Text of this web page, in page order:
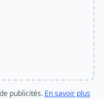
publicités. En savoir plus